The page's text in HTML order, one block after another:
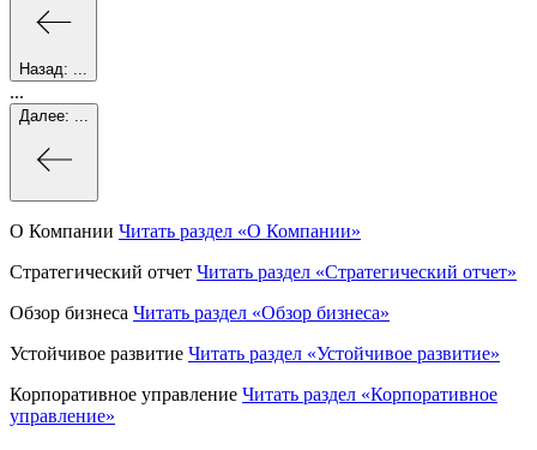
Назад:
...
Далее:
О Компании Читать раздел «О Компании»
Стратегический отчет Читать раздел «Стратегический отчет»
Обзор бизнеса Читать раздел «Обзор бизнеса»
Устойчивое развитие Читать раздел «Устойчивое развитие»
Корпоративное управление Читать раздел «Корпоративное
управление»